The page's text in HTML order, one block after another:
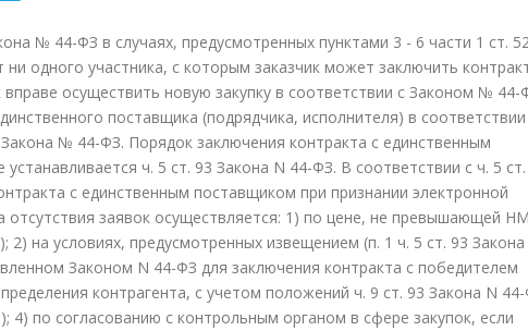
№ 44-ФЗ в случаях, предусмотренных пунктами 3 - 6 части 1 ст.
одного участника, с которым заказчик может заключить
вправе осуществить новую закупку в соответствии с Законом № 44-
поставщика (подрядчика, исполнителя) в
№ 44-ФЗ. Порядок заключения контракта с единственным
ч. 5 ст. 93 Закона N 44-ФЗ. В соответствии с ч. 5
с единственным поставщиком при признании электронной
отсутствия заявок осуществляется: 1) по цене, не превышающей
2) на условиях, предусмотренных извещением (п. 1 ч. 5 ст. 93 Закона
Законом N 44-ФЗ для заключения контракта с победителем
контрагента, с учетом положений ч. 9 ст. 93 Закона N
4) по согласованию с контрольным органом в сфере закупок, если